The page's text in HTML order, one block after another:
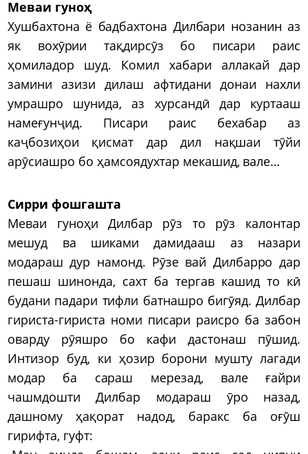
Меваи гуноҳ
Хушбахтона ё бадбахтона Дилбари нозанин аз
як вохӯрии тақдирсӯз бо писари раис
ҳомиладор шуд. Комил хабари аллакай дар
замини азизи дилаш афтидани донаи нахли
умрашро шунида, аз хурсандӣ дар куртааш
намеғунҷид. Писари раис бехабар аз
каҷбозиҳои қисмат дар дил нақшаи тӯйи
арӯсиашро бо ҳамсоядухтар мекашид, вале…
Сирри фошгашта
Меваи гуноҳи Дилбар рӯз то рӯз калонтар
мешуд ва шиками дамидааш аз назари
модараш дур намонд. Рӯзе вай Дилбарро дар
пешаш шинонда, сахт ба тергав кашид то кӣ
будани падари тифли батнашро бигӯяд. Дилбар
гириста-гириста номи писари раисро ба забон
оварду рӯяшро бо кафи дастонаш пӯшид.
Интизор буд, ки ҳозир борони мушту лагади
модар ба сараш мерезад, вале ғайри
чашмдошти Дилбар модараш ӯро назад,
дашному ҳақорат надод, баракс ба оғӯш
гирифта, гуфт: